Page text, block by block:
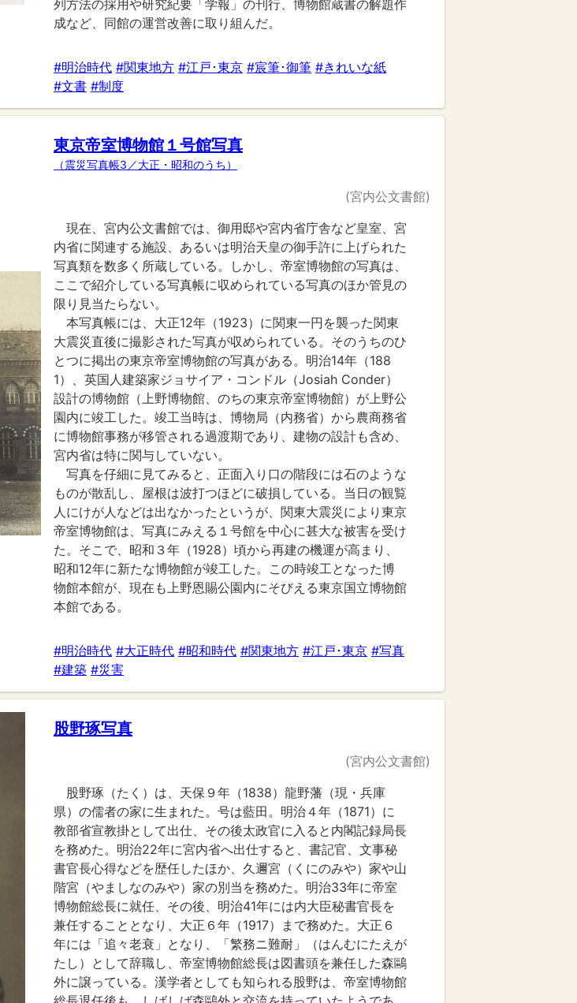
列方法の採用や研究紀要「学報」の刊行、博物館蔵書の解題作
成など、同館の運営改善に取り組んだ。
#明治時代 #関東地方 #江戸･東京 #宸筆･御筆 #きれいな紙
#文書 #制度
東京帝室博物館１号館写真
（震災写真帳3／大正・昭和のうち）
(宮内公文書館)
現在、宮内公文書館では、御用邸や宮内省庁舎など皇室、宮
内省に関連する施設、あるいは明治天皇の御手許に上げられた
写真類を数多く所蔵している。しかし、帝室博物館の写真は、
ここで紹介している写真帳に収められている写真のほか管見の
限り見当たらない。
本写真帳には、大正12年（1923）に関東一円を襲った関東
大震災直後に撮影された写真が収められている。そのうちのひ
とつに掲出の東京帝室博物館の写真がある。明治14年（188
1）、英国人建築家ジョサイア・コンドル（Josiah Conder）
設計の博物館（上野博物館、のちの東京帝室博物館）が上野公
園内に竣工した。竣工当時は、博物局（内務省）から農商務省
に博物館事務が移管される過渡期であり、建物の設計も含め、
宮内省は特に関与していない。
写真を仔細に見てみると、正面入り口の階段には石のような
ものが散乱し、屋根は波打つほどに破損している。当日の観覧
人にけが人などは出なかったというが、関東大震災により東京
帝室博物館は、写真にみえる１号館を中心に甚大な被害を受け
た。そこで、昭和３年（1928）頃から再建の機運が高まり、
昭和12年に新たな博物館が竣工した。この時竣工となった博
物館本館が、現在も上野恩賜公園内にそびえる東京国立博物館
本館である。
#明治時代 #大正時代 #昭和時代 #関東地方 #江戸･東京 #写真
#建築 #災害
股野琢写真
(宮内公文書館)
股野琢（たく）は、天保９年（1838）龍野藩（現・兵庫
県）の儒者の家に生まれた。号は藍田。明治４年（1871）に
教部省宣教掛として出仕、その後太政官に入ると内閣記録局長
を務めた。明治22年に宮内省へ出仕すると、書記官、文事秘
書官長心得などを歴任したほか、久邇宮（くにのみや）家や山
階宮（やましなのみや）家の別当を務めた。明治33年に帝室
博物館総長に就任、その後、明治41年には内大臣秘書官長を
兼任することとなり、大正６年（1917）まで務めた。大正６
年には「追々老衰」となり、「繁務ニ難耐」（はんむにたえが
たし）として辞職し、帝室博物館総長は図書頭を兼任した森鷗
外に譲っている。漢学者としても知られる股野は、帝室博物館